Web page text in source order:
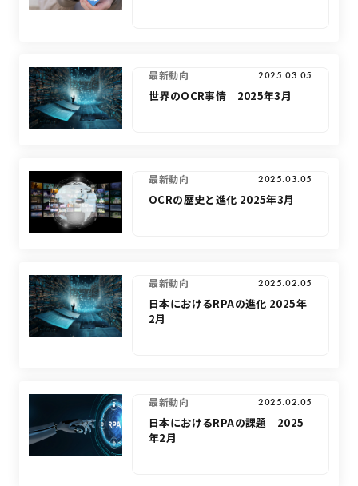
最新動向 2025.03.05
世界のOCR事情 2025年3月
最新動向 2025.03.05
OCRの歴史と進化 2025年3月
最新動向 2025.02.05
日本におけるRPAの進化 2025年
2月
最新動向 2025.02.05
日本におけるRPAの課題 2025
年2月